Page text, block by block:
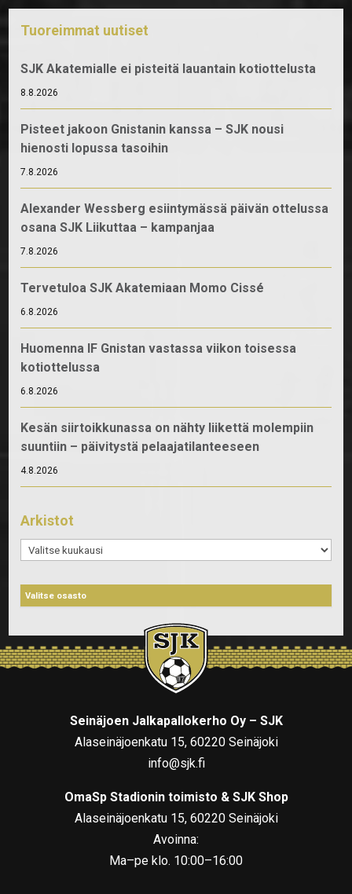
Tuoreimmat uutiset
SJK Akatemialle ei pisteitä lauantain kotiottelusta
8.8.2026
Pisteet jakoon Gnistanin kanssa – SJK nousi
hienosti lopussa tasoihin
7.8.2026
Alexander Wessberg esiintymässä päivän ottelussa
osana SJK Liikuttaa – kampanjaa
7.8.2026
Tervetuloa SJK Akatemiaan Momo Cissé
6.8.2026
Huomenna IF Gnistan vastassa viikon toisessa
kotiottelussa
6.8.2026
Kesän siirtoikkunassa on nähty liikettä molempiin
suuntiin – päivitystä pelaajatilanteeseen
4.8.2026
Arkistot
Arkistot
Seinäjoen Jalkapallokerho Oy – SJK
Alaseinäjoenkatu 15, 60220 Seinäjoki
info@sjk.fi
OmaSp Stadionin toimisto & SJK Shop
Alaseinäjoenkatu 15, 60220 Seinäjoki
Avoinna:
Ma–pe klo. 10:00–16:00